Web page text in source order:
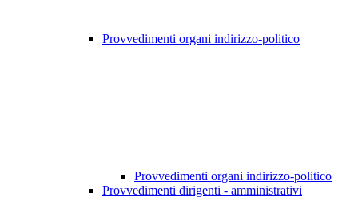
Provvedimenti organi indirizzo-politico
Provvedimenti organi indirizzo-politico
Provvedimenti dirigenti - amministrativi